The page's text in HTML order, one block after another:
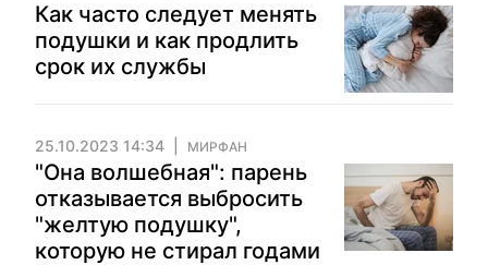
Как часто следует менять
подушки и как продлить
срок их службы
25.10.2023 14:34 МИРФАН
"Она волшебная": парень
отказывается выбросить
"желтую подушку",
которую не стирал годами